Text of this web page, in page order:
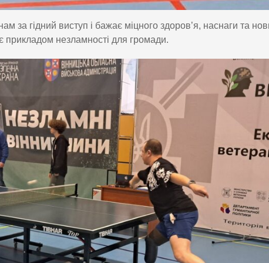
за гідний виступ і бажає міцного здоров’я, наснаги та
прикладом незламності для громади.